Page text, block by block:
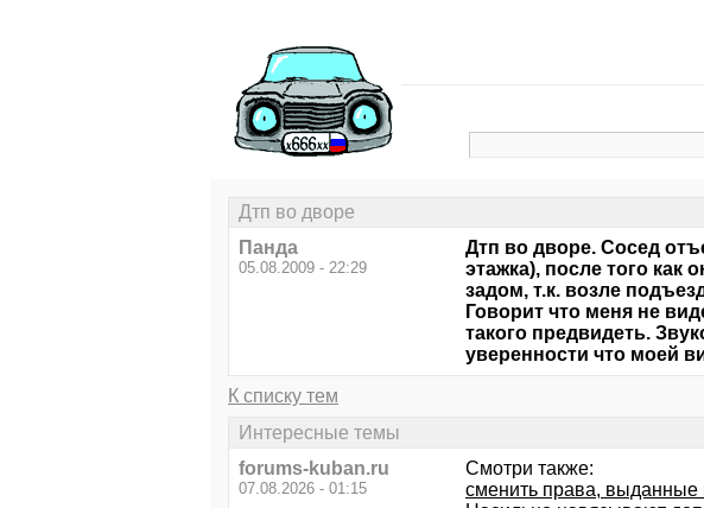
Дтп во дворе
Панда
05.08.2009 - 22:29
Дтп во дворе. Сосед
этажка), после того как
задом, т.к. возле
Говорит что меня не
такого предвидеть.
уверенности что моей
К списку тем
Интересные темы
forums-kuban.ru
07.08.2026 - 01:15
Смотри также:
сменить права, выданные